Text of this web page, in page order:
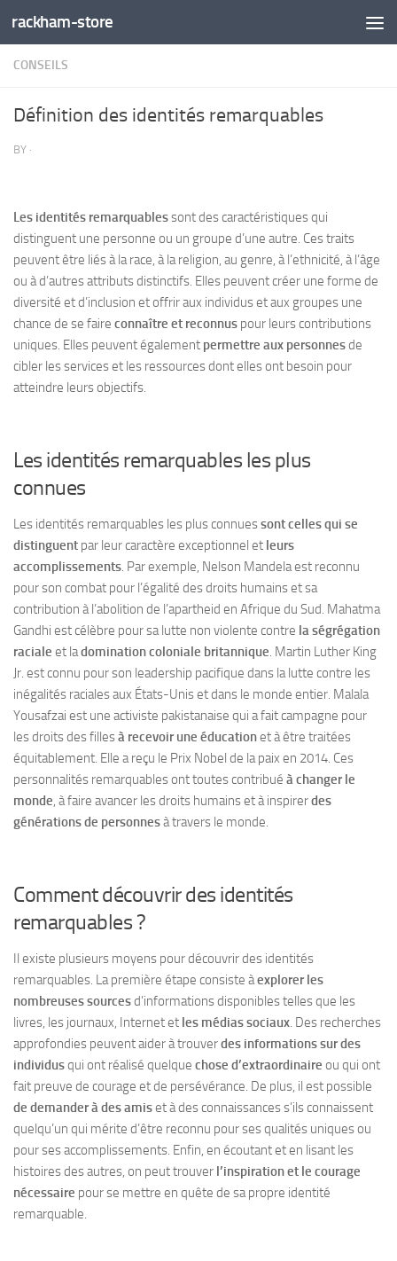
Skip to content
rackham-store
CONSEILS
Définition des identités remarquables
BY ·
Les identités remarquablessont des caractéristiques qui
distinguent une personne ou un groupe d’une autre. Ces traits
peuvent être liés à la race, à la religion, au genre, à l’ethnicité, à l’âge
ou à d’autres attributs distinctifs. Elles peuvent créer une forme de
diversité et d’inclusion et offrir aux individus et aux groupes une
chance de se faire connaître et reconnus pour leurs contributions
uniques. Elles peuvent également permettre aux personnesde
cibler les services et les ressources dont elles ont besoin pour
atteindre leurs objectifs.
Les identités remarquables les plus
connues
Les identités remarquables les plus connuessont celles qui se
distinguent par leur caractère exceptionnel et leurs
accomplissements. Par exemple, Nelson Mandela est reconnu
pour son combat pour l’égalité des droits humains et sa
contribution à l’abolition de l’apartheid en Afrique du Sud. Mahatma
Gandhi est célèbre pour sa lutte non violente contre la ségrégation
raciale et ladomination coloniale britannique. Martin Luther King
Jr. est connu pour son leadership pacifique dans la lutte contre les
inégalités raciales aux États-Unis et dans le monde entier. Malala
Yousafzai est une activiste pakistanaise qui a fait campagne pour
les droits des fillesà recevoir une éducationet à être traitées
équitablement. Elle a reçu le Prix Nobel de la paix en 2014. Ces
personnalités remarquables ont toutes contribué à changer le
monde, à faire avancer les droits humains et à inspirerdes
générations de personnesà travers le monde.
Comment découvrir des identités
remarquables ?
Il existe plusieurs moyens pour découvrir des identités
remarquables. La première étape consiste àexplorer les
nombreuses sourcesd’informations disponibles telles que les
livres, les journaux, Internet et les médias sociaux. Des recherches
approfondies peuvent aider à trouverdes informations sur des
individusqui ont réalisé quelque chose d’extraordinaire ou qui ont
fait preuve de courage et de persévérance. De plus, il est possible
de demander à des amiset à des connaissances s’ils connaissent
quelqu’un qui mérite d’être reconnu pour ses qualités uniques ou
pour ses accomplissements. Enfin, en écoutant et en lisant les
histoires des autres, on peut trouver l’inspiration et le courage
nécessaire pour se mettre en quête de sa propre identité
remarquable.